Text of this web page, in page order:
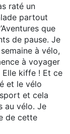
raté un
partout
que
de pause. Je
à vélo,
à voyager
Elle kiffe ! Et ce
et le vélo
et cela
au vélo. Je
de cette